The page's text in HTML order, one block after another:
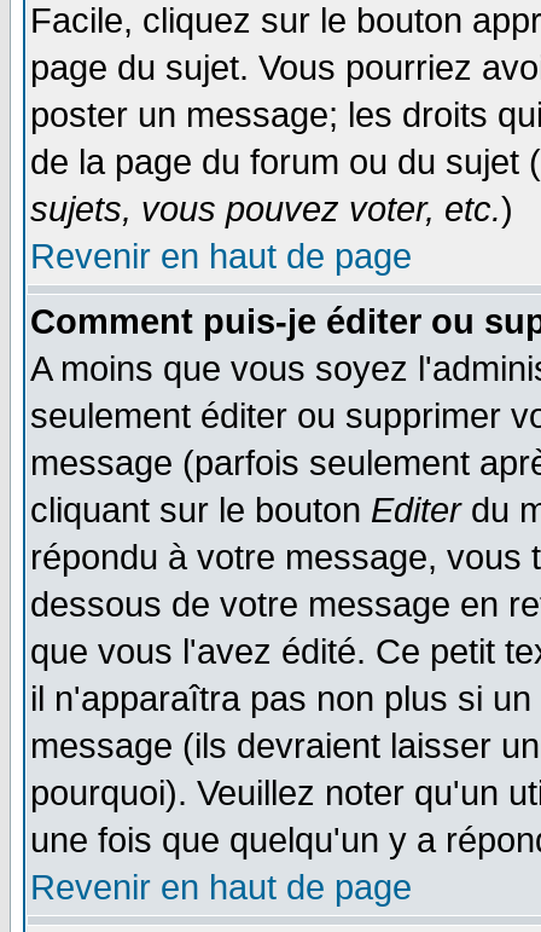
Facile, cliquez sur le bouton
page du sujet. Vous pourriez
poster un message; les droits
de la page du forum ou du sujet
sujets, vous pouvez voter, etc.)
Revenir en haut de page
Comment puis-je éditer ou
A moins que vous soyez
seulement éditer ou supprimer
message (parfois seulement
cliquant sur le bouton Editerdu
répondu à votre message, vous
dessous de votre message en
que vous l'avez édité. Ce petit
il n'apparaîtra pas non plus si
message (ils devraient laisser
pourquoi). Veuillez noter qu'un
une fois que quelqu'un y a
Revenir en haut de page